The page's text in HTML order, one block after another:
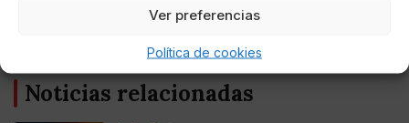
Ver preferencias
Política de cookies
culminar la renovación constitucional pactando el cambio de
Noticias relacionadas